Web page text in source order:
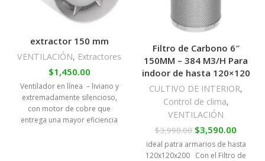
extractor 150 mm
VENTILACIÓN, Extractores
$1,450.00
Ventilador en línea – liviano y
extremadamente silencioso,
con motor de cobre que
entrega una mayor eficiencia
Filtro de Carbono 6″
150MM – 384 M3/H Para
indoor de hasta 120×120
CULTIVO DE INTERIOR,
Control de clima,
VENTILACIÓN
$3,990.00 $3,590.00
ideal patra armarios de hasta
120x120x200 Con el Filtro de